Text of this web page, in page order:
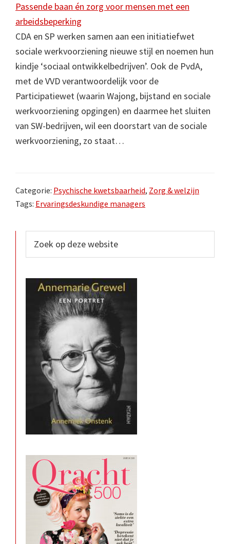
Passende baan én zorg voor mensen met een
arbeidsbeperking
CDA en SP werken samen aan een initiatiefwet
sociale werkvoorziening nieuwe stijl en noemen hun
kindje ‘sociaal ontwikkelbedrijven’. Ook de PvdA,
met de VVD verantwoordelijk voor de
Participatiewet (waarin Wajong, bijstand en sociale
werkvoorziening opgingen) en daarmee het sluiten
van SW-bedrijven, wil een doorstart van de sociale
werkvoorziening, zo staat…
Categorie: Psychische kwetsbaarheid, Zorg & welzijn
Tags: Ervaringsdeskundige managers
Primaire
Sidebar
op